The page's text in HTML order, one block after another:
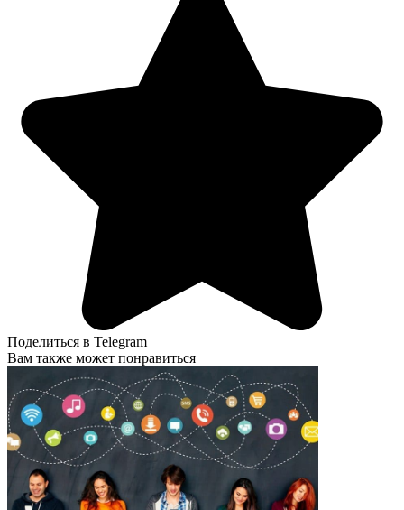
Поделиться в Telegram
Вам также может понравиться